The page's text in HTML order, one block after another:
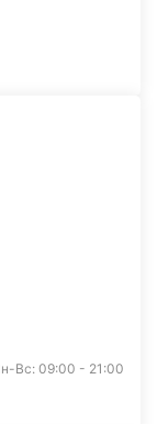
Вс: 09:00 - 21:00